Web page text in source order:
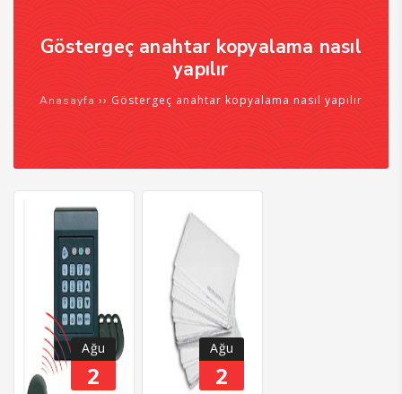
Göstergeç anahtar kopyalama nasıl
yapılır
Anasayfa ›› Göstergeç anahtar kopyalama nasıl yapılır
Ağu
2
Ağu
2